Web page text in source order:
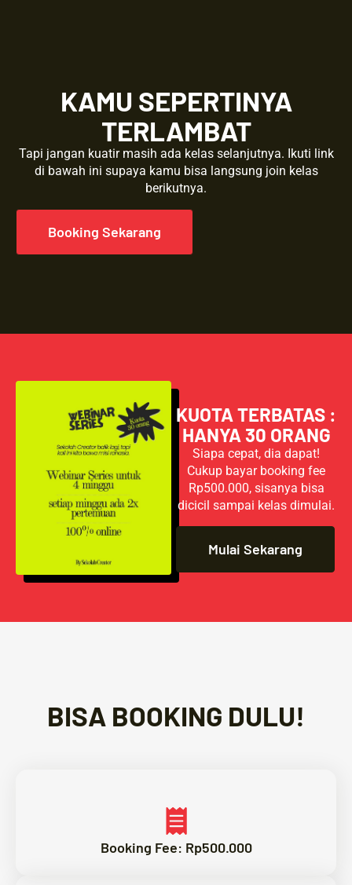
KAMU SEPERTINYA
TERLAMBAT
Tapi jangan kuatir masih ada kelas selanjutnya. Ikuti link
di bawah ini supaya kamu bisa langsung join kelas
berikutnya.
Booking Sekarang
KUOTA TERBATAS :
HANYA 30 ORANG
Siapa cepat, dia dapat!
Cukup bayar booking fee
Rp500.000, sisanya bisa
dicicil sampai kelas dimulai.
Mulai Sekarang
BISA BOOKING DULU!
Booking Fee: Rp500.000